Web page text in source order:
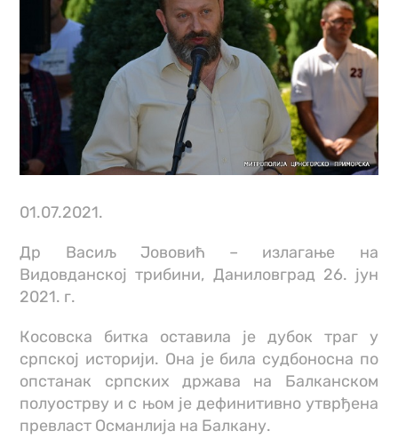
01.07.2021.
Др Васиљ Јововић – излагање на
Видовданској трибини, Даниловград 26. јун
2021. г.
Косовска битка оставила је дубок траг у
српској историји. Она је била судбоносна по
опстанак српских држава на Балканском
полуострву и с њом је дефинитивно утврђена
превласт Османлија на Балкану.